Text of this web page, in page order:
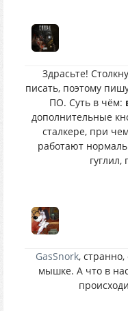
Здрасьте!
писать, поэтому
ПО. Суть в чём:
дополнительные
сталкере, при
работают
гуглил,
GasSnork,
мышке. А что в